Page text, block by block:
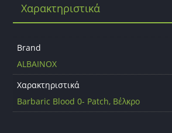
o
k
Χαρακτηριστικά
Brand
ALBAINOX
Χαρακτηριστικά
Barbaric Blood 0- Patch, Βέλκρο